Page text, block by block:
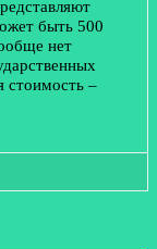
быть 500
нет
стоимость –